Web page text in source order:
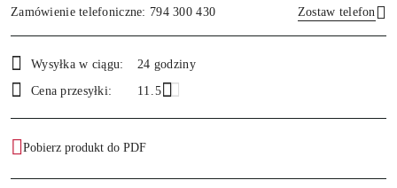
Zamówienie telefoniczne: 794 300 430 Zostaw telefon
i
dostawa
Wysyłka w ciągu:
24 godziny
Cena przesyłki:
11.5
Pobierz produkt do PDF